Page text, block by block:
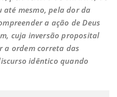
até mesmo, pela dor da
a ação de Deus
cuja inversão proposital
a ordem correta das
idêntico quando